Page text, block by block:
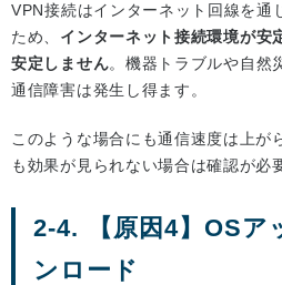
VPN接続はインターネット回線を通
ため、 インターネット接続環境が安
安定しません。機器トラブルや自然
通信障害は発生し得ます。
このような場合にも通信速度は上が
も効果が見られない場合は確認が必
2-4. 【原因4】OSア
ンロード